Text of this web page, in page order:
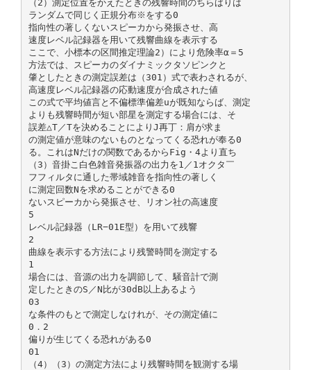
（2）測定位置をかえたときの残響時間のちらばりは
ランダムで同じく正規分布※をする0
指向性の著しくないスピーカから発振させ、高
速度レベル記録器を用いて残響曲線を表示する
ここで、小標本の区間推定理論2）により危険率α＝5
方法では、スピーカのダイナミックタソピンクと
肇としたときの測定誤差は（301）式で表わされるが、
高速度レベル記録器の応動速度が合成された値
この式で平均値言と不偏標準偏差uが既知ならば、測定
よりも残響時間が短い部星を測定する場合には、そ
誤差△T／Tを決めることによりJ再丁：肩が求ま
の測定値が意味のないものとなってくる恐れが奉る0
る。これはNだけの関数であるからFig・4より直ち
（3）音掛こ白色雑音発振器の出力を1／1オクタ￣
フフィルタに通した帯域雑音を指向性の著しく
に測定回数Nを求めることができる0
ないスピーカから発振させ、リオン社の高速度
5
レベル記録器（LR−01E型）を用いて残響
2
曲線を表示する方法により残警時間を測定する
1
場合には、音源の出力を調節して、騒音計で測
定したときのS／N比が30dB以上あるよう
03
な条件のもとで測定しなけれが、その測定値に
0．2
偏りが生じてくる恐れがある0
01
（4）（3）の測定方法により残響時間を観測する場